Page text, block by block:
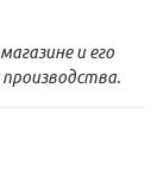
и его
производства.